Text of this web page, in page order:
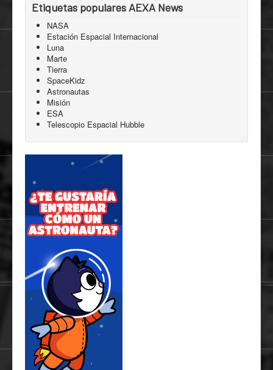
Etiquetas populares AEXA News
NASA
Estación Espacial Internacional
Luna
Marte
Tierra
SpaceKidz
Astronautas
Misión
ESA
Telescopio Espacial Hubble